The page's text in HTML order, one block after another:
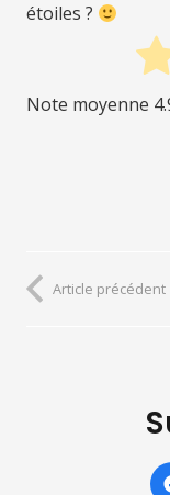
étoiles ?
Note moyenne
Article précédent